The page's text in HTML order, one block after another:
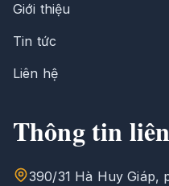
Giới thiệu
Tin tức
Liên hệ
Thông tin
390/31 Hà Huy Giáp,